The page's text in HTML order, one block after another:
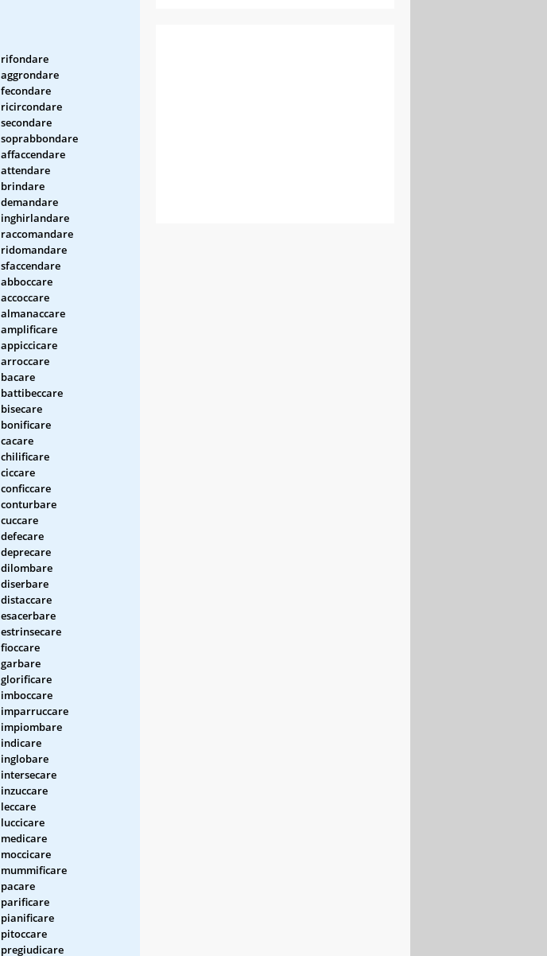
rifondare
aggrondare
fecondare
ricircondare
secondare
soprabbondare
affaccendare
attendare
brindare
demandare
inghirlandare
raccomandare
ridomandare
sfaccendare
abboccare
accoccare
almanaccare
amplificare
appiccicare
arroccare
bacare
battibeccare
bisecare
bonificare
cacare
chilificare
ciccare
conficcare
conturbare
cuccare
defecare
deprecare
dilombare
diserbare
distaccare
esacerbare
estrinsecare
fioccare
garbare
glorificare
imboccare
imparruccare
impiombare
indicare
inglobare
intersecare
inzuccare
leccare
luccicare
medicare
moccicare
mummificare
pacare
parificare
pianificare
pitoccare
pregiudicare